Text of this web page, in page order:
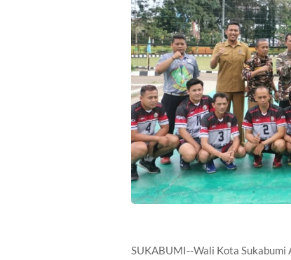
SUKABUMI--Wali Kota Sukabumi